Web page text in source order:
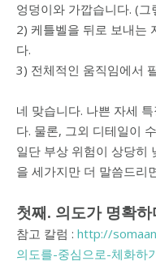
엉덩이와 가깝습니다. (
2) 케틀벨을 뒤로 보내는
다.
3) 전체적인 움직임에서
네 맞습니다. 나쁜 자세
다. 물론, 그외 디테일이
일단 부상 위험이 상당히
을 세가지만 더 말씀드리
첫째. 의도가 명확하
참고 칼럼 : http://
의도를-중심으로-체화하